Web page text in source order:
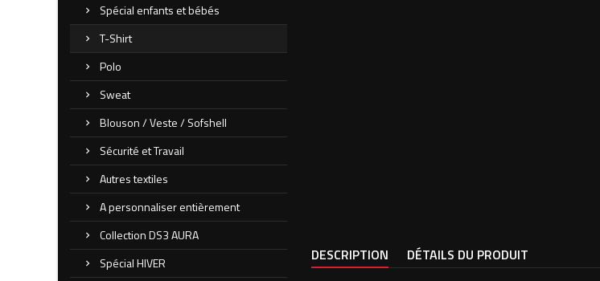
Spécial enfants et bébés
T-Shirt
Polo
Sweat
Blouson / Veste / Sofshell
Sécurité et Travail
Autres textiles
A personnaliser entièrement
Collection DS3 AURA
Spécial HIVER
DESCRIPTION DÉTAILS DU PRODUIT